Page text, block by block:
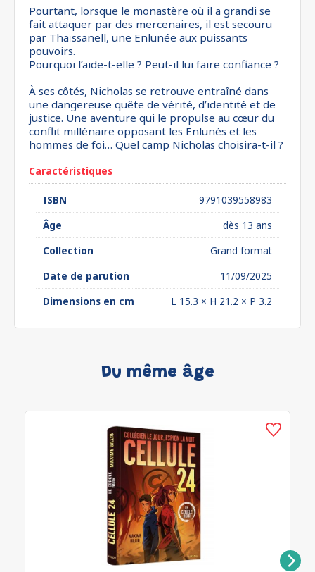
Pourtant, lorsque le monastère où il a grandi se
fait attaquer par des mercenaires, il est secouru
par Thaïssanell, une Enlunée aux puissants
pouvoirs.
Pourquoi l’aide-t-elle ? Peut-il lui faire confiance ?
À ses côtés, Nicholas se retrouve entraîné dans
une dangereuse quête de vérité, d’identité et de
justice. Une aventure qui le propulse au cœur du
conflit millénaire opposant les Enlunés et les
hommes de foi… Quel camp Nicholas choisira-t-il ?
Caractéristiques
ISBN
9791039558983
Âge
dès 13 ans
Collection
Grand format
Date de parution
11/09/2025
Dimensions en cm
L 15.3 × H 21.2 × P 3.2
Du même âge